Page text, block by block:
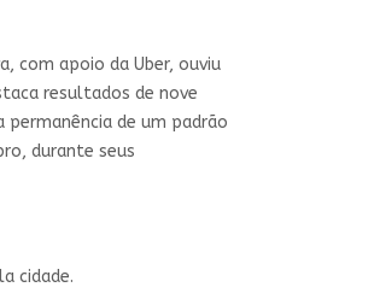
com apoio da Uber, ouviu
resultados de nove
permanência de um padrão
durante seus
cidade.